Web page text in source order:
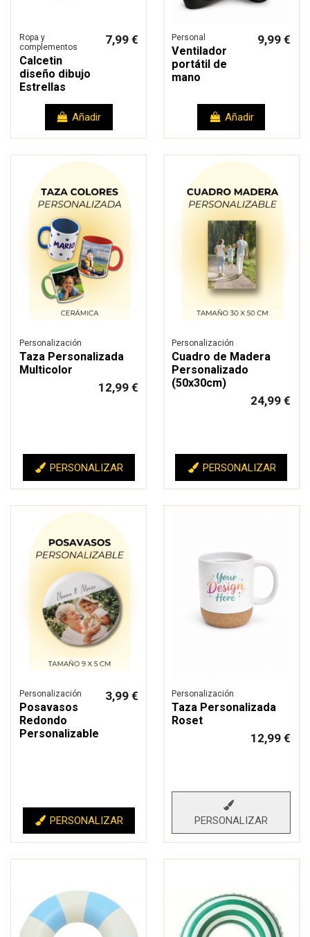
Ropa y
complementos
Calcetin
diseño dibujo
Estrellas
7,99 €
Añadir
Personal
Ventilador
portátil de
mano
9,99 €
Añadir
Personalización
Taza Personalizada
Multicolor
12,99 €
PERSONALIZAR
Personalización
Cuadro de Madera
Personalizado
(50x30cm)
24,99 €
PERSONALIZAR
Personalización
Posavasos
Redondo
Personalizable
3,99 €
PERSONALIZAR
Personalización
Taza Personalizada
Roset
12,99 €
PERSONALIZAR